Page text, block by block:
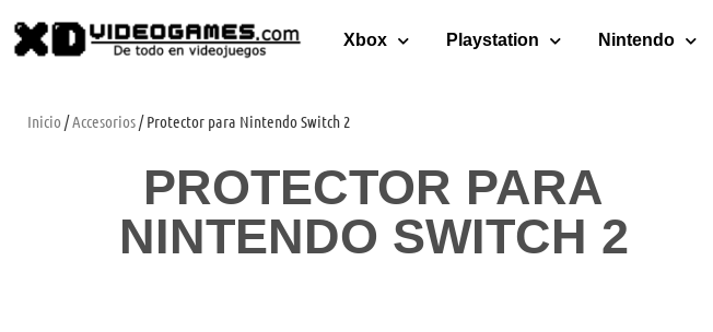
Xbox Playstation Nintendo
Inicio /Accesorios/ Protector para Nintendo Switch 2
PROTECTOR PARA
NINTENDO SWITCH 2